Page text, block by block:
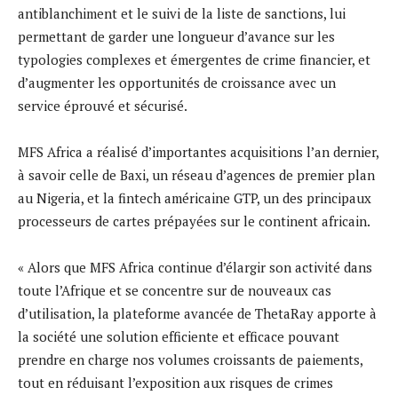
antiblanchiment et le suivi de la liste de sanctions, lui
permettant de garder une longueur d’avance sur les
typologies complexes et émergentes de crime financier, et
d’augmenter les opportunités de croissance avec un
service éprouvé et sécurisé.
MFS Africa a réalisé d’importantes acquisitions l’an dernier,
à savoir celle de Baxi, un réseau d’agences de premier plan
au Nigeria, et la fintech américaine GTP, un des principaux
processeurs de cartes prépayées sur le continent africain.
« Alors que MFS Africa continue d’élargir son activité dans
toute l’Afrique et se concentre sur de nouveaux cas
d’utilisation, la plateforme avancée de ThetaRay apporte à
la société une solution efficiente et efficace pouvant
prendre en charge nos volumes croissants de paiements,
tout en réduisant l’exposition aux risques de crimes